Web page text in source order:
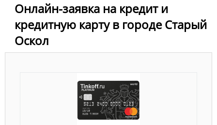
Онлайн-заявка на кредит и
кредитную карту в городе Старый
Оскол